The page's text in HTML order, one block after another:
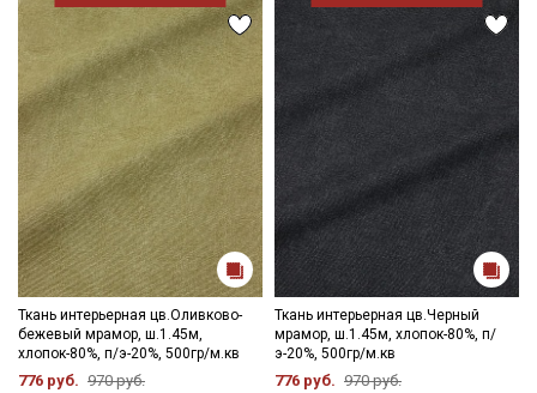
Ткань интерьерная цв.Оливково-
бежевый мрамор, ш.1.45м,
хлопок-80%, п/э-20%, 500гр/м.кв
776 руб. 970 руб.
Ткань интерьерная цв.Черный
мрамор, ш.1.45м, хлопок-80%, п/
э-20%, 500гр/м.кв
776 руб. 970 руб.